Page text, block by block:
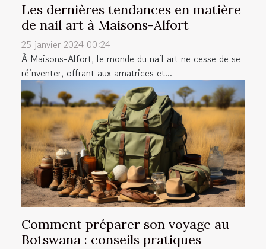
Les dernières tendances en matière
de nail art à Maisons-Alfort
25 janvier 2024 00:24
À Maisons-Alfort, le monde du nail art ne cesse de se
réinventer, offrant aux amatrices et...
Comment préparer son voyage au
Botswana : conseils pratiques